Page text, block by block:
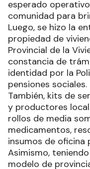
esperado
comunidad para
Luego, se hizo la
propiedad de
Provincial de la
constancia de
identidad por la
pensiones sociales.
También, kits de
y productores
rollos de media
medicamentos,
insumos de oficina
Asimismo,
modelo de